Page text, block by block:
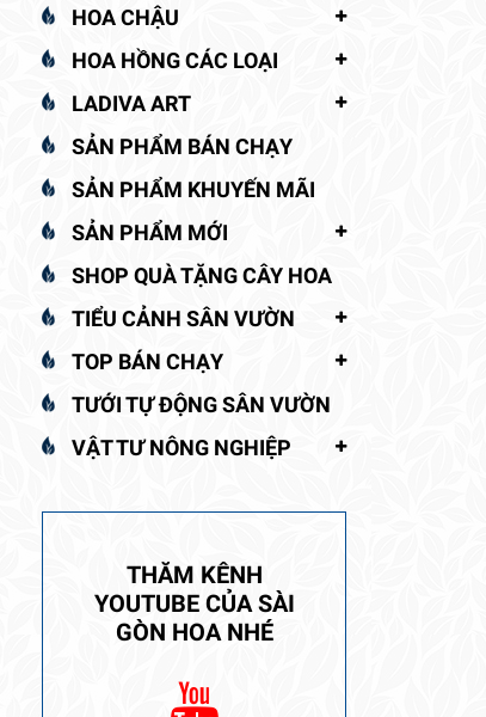
HOA CHẬU
HOA HỒNG CÁC LOẠI
LADIVA ART
SẢN PHẨM BÁN CHẠY
SẢN PHẨM KHUYẾN MÃI
SẢN PHẨM MỚI
SHOP QUÀ TẶNG CÂY HOA
TIỂU CẢNH SÂN VƯỜN
TOP BÁN CHẠY
TƯỚI TỰ ĐỘNG SÂN VƯỜN
VẬT TƯ NÔNG NGHIỆP
THĂM KÊNH
YOUTUBE CỦA SÀI
GÒN HOA NHÉ